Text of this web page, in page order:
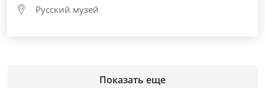
Русский музей
Показать еще